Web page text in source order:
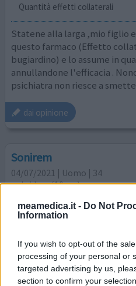
meamedica.it - Do Not
Information
If you wish to opt-out of the
processing of your personal or
targeted advertising by us,
section to confirm your
Quantità effetti collaterali
Statene alla larga ,mio figlio
questo farmaco (Effetto
bugiardino) e lo assume in
annullandone l'efficacia .
psichiatra non riesce a
dai opinione
Sonirem
04/07/2021 | Uomo | 34
zolpidem (10mg)
Efficacia